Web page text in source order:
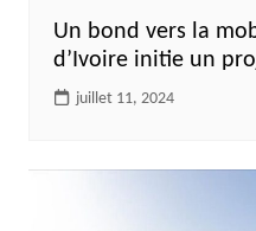
Un bond vers la
d’Ivoire initie un
juillet 11, 2024